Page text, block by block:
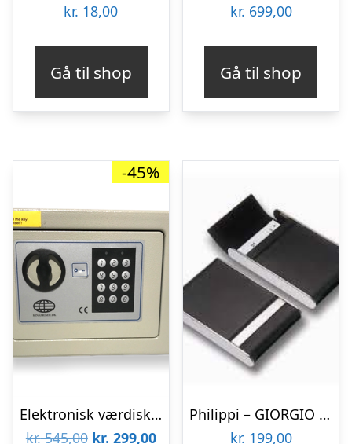
kr. 18,00
Gå til shop
kr. 699,00
Gå til shop
-45%
Elektronisk værdiskab
kr.545,00 Den
kr. 299,00Den
Philippi – GIORGIO Vertikal Visitkort Etui
kr. 199,00